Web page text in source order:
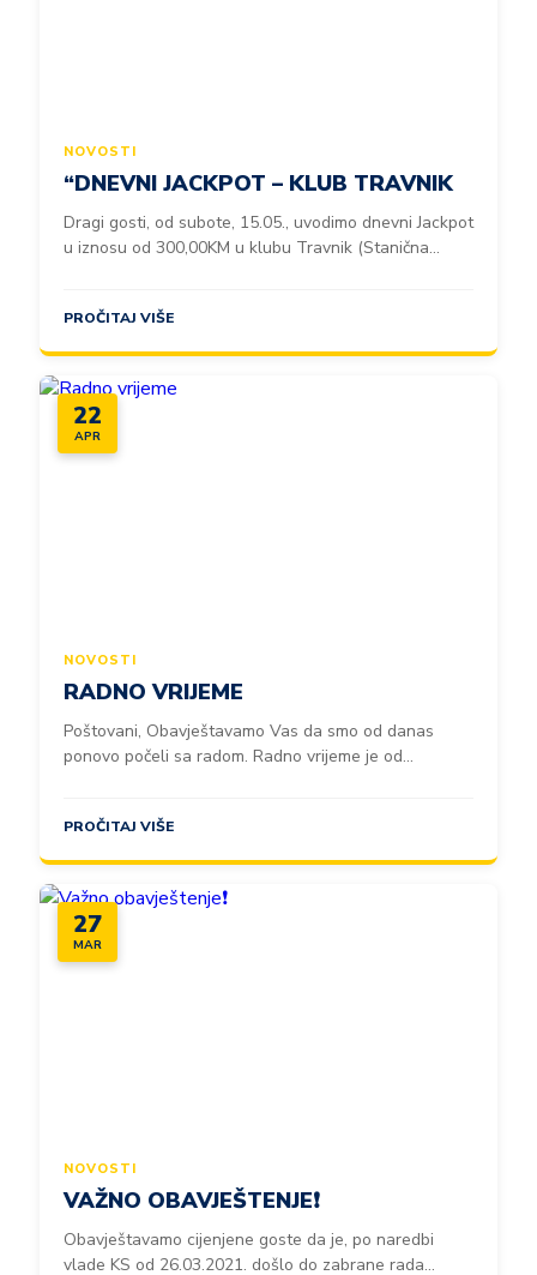
NOVOSTI
“DNEVNI JACKPOT – KLUB TRAVNIK
Dragi gosti, od subote, 15.05., uvodimo dnevni Jackpot
u iznosu od 300,00KM u klubu Travnik (Stanična...
PROČITAJ VIŠE
22
APR
NOVOSTI
RADNO VRIJEME
Poštovani, Obavještavamo Vas da smo od danas
ponovo počeli sa radom. Radno vrijeme je od...
PROČITAJ VIŠE
27
MAR
NOVOSTI
VAŽNO OBAVJEŠTENJE❗️
Obavještavamo cijenjene goste da je, po naredbi
vlade KS od 26.03.2021. došlo do zabrane rada...